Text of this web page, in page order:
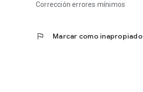
Corrección errores mínimos
flag Marcar como inapropiado